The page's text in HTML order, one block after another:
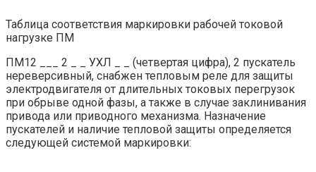
Таблица соответствия маркировки рабочей токовой
нагрузке ПМ
ПМ12 ___ 2 _ _ УХЛ _ _ (четвертая цифра), 2 пускатель
нереверсивный, снабжен тепловым реле для защиты
электродвигателя от длительных токовых перегрузок
при обрыве одной фазы, а также в случае заклинивания
привода или приводного механизма. Назначение
пускателей и наличие тепловой защиты определяется
следующей системой маркировки: